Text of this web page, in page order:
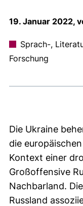
19. Januar 2022,
Sprach-,
Forschung
Die Ukraine
die
Kontext einer
Großoffensive
Nachbarland.
Russland